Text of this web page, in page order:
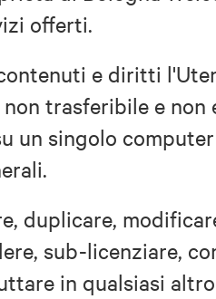
offerti.
e diritti
trasferibile e non
un singolo
duplicare,
sub-licenziare,
in qualsiasi